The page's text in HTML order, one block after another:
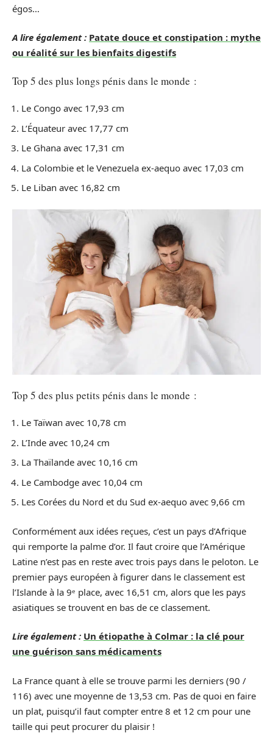
égos…
A lire également : Patate douce et constipation : mythe
ou réalité sur les bienfaits digestifs
Top 5 des plus longs pénis dans le monde :
Le Congo avec 17,93 cm
L’Équateur avec 17,77 cm
Le Ghana avec 17,31 cm
La Colombie et le Venezuela ex-aequo avec 17,03 cm
Le Liban avec 16,82 cm
Top 5 des plus petits pénis dans le monde :
Le Taïwan avec 10,78 cm
L’Inde avec 10,24 cm
La Thaïlande avec 10,16 cm
Le Cambodge avec 10,04 cm
Les Corées du Nord et du Sud ex-aequo avec 9,66 cm
Conformément aux idées reçues, c’est un pays d’Afrique
qui remporte la palme d’or. Il faut croire que l’Amérique
Latine n’est pas en reste avec trois pays dans le peloton. Le
premier pays européen à figurer dans le classement est
l’Islande à la 9ᵉ place, avec 16,51 cm, alors que les pays
asiatiques se trouvent en bas de ce classement.
Lire également : Un étiopathe à Colmar : la clé pour
une guérison sans médicaments
La France quant à elle se trouve parmi les derniers (90 /
116) avec une moyenne de 13,53 cm. Pas de quoi en faire
un plat, puisqu’il faut compter entre 8 et 12 cm pour une
taille qui peut procurer du plaisir !